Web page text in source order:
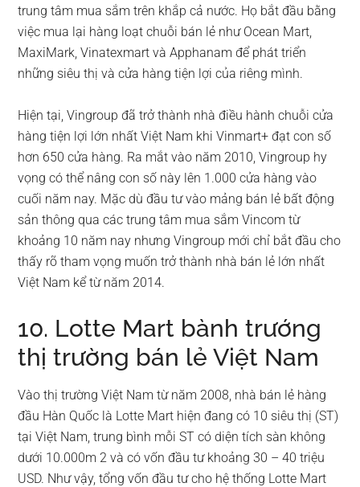
trung tâm mua sắm trên khắp cả nước. Họ bắt đầu bằng
việc mua lại hàng loạt chuỗi bán lẻ như Ocean Mart,
MaxiMark, Vinatexmart và Apphanam để phát triển
những siêu thị và cửa hàng tiện lợi của riêng mình.
Hiện tại, Vingroup đã trở thành nhà điều hành chuỗi cửa
hàng tiện lợi lớn nhất Việt Nam khi Vinmart+ đạt con số
hơn 650 cửa hàng. Ra mắt vào năm 2010, Vingroup hy
vọng có thể nâng con số này lên 1.000 cửa hàng vào
cuối năm nay. Mặc dù đầu tư vào mảng bán lẻ bất động
sản thông qua các trung tâm mua sắm Vincom từ
khoảng 10 năm nay nhưng Vingroup mới chỉ bắt đầu cho
thấy rõ tham vọng muốn trở thành nhà bán lẻ lớn nhất
Việt Nam kể từ năm 2014.
10. Lotte Mart bành trướng
thị trường bán lẻ Việt Nam
Vào thị trường Việt Nam từ năm 2008, nhà bán lẻ hàng
đầu Hàn Quốc là Lotte Mart hiện đang có 10 siêu thị (ST)
tại Việt Nam, trung bình mỗi ST có diện tích sàn không
dưới 10.000m 2 và có vốn đầu tư khoảng 30 – 40 triệu
USD. Như vậy, tổng vốn đầu tư cho hệ thống Lotte Mart